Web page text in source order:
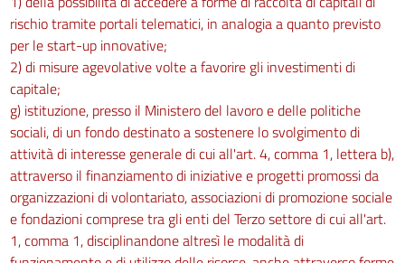
rischio tramite portali telematici, in analogia a quanto previsto
per le start-up innovative;
2) di misure agevolative volte a favorire gli investimenti di
capitale;
g) istituzione, presso il Ministero del lavoro e delle politiche
sociali, di un fondo destinato a sostenere lo svolgimento di
attività di interesse generale di cui all'art. 4, comma 1, lettera b),
attraverso il finanziamento di iniziative e progetti promossi da
organizzazioni di volontariato, associazioni di promozione sociale
e fondazioni comprese tra gli enti del Terzo settore di cui all'art.
1, comma 1, disciplinandone altresì le modalità di